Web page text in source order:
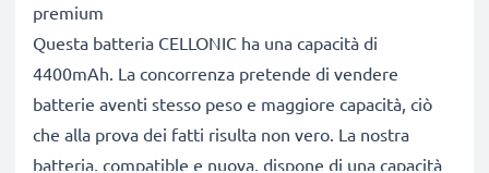
premium
Questa batteria CELLONIC ha una capacità di
4400mAh. La concorrenza pretende di vendere
batterie aventi stesso peso e maggiore capacità, ciò
che alla prova dei fatti risulta non vero. La nostra
batteria, compatible e nuova, dispone di una capacità